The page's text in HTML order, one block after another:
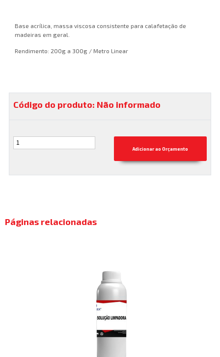
Base acrílica, massa viscosa consistente para calafetação de
madeiras em geral.
Rendimento: 200g a 300g / Metro Linear
Código do produto: Não informado
Páginas relacionadas